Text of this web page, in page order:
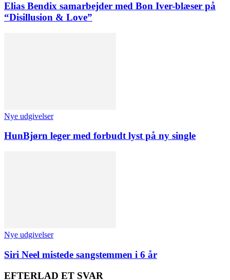
Elias Bendix samarbejder med Bon Iver-blæser på
“Disillusion & Love”
Nye udgivelser
HunBjørn leger med forbudt lyst på ny single
Nye udgivelser
Siri Neel mistede sangstemmen i 6 år
EFTERLAD ET SVAR